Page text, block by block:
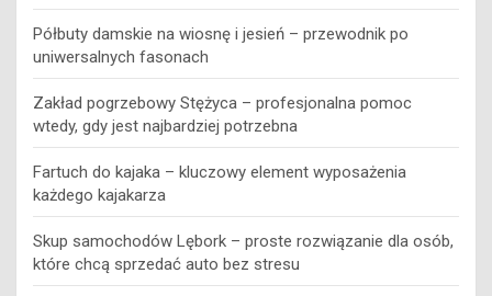
Półbuty damskie na wiosnę i jesień – przewodnik po
uniwersalnych fasonach
Zakład pogrzebowy Stężyca – profesjonalna pomoc
wtedy, gdy jest najbardziej potrzebna
Fartuch do kajaka – kluczowy element wyposażenia
każdego kajakarza
Skup samochodów Lębork – proste rozwiązanie dla osób,
które chcą sprzedać auto bez stresu